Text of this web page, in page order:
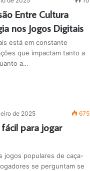
Entre Cultura
nos Jogos Digitais
está em constante
que impactam tanto a
a…
de 2025 675
para jogar
jogos populares de caça-
se perguntam se